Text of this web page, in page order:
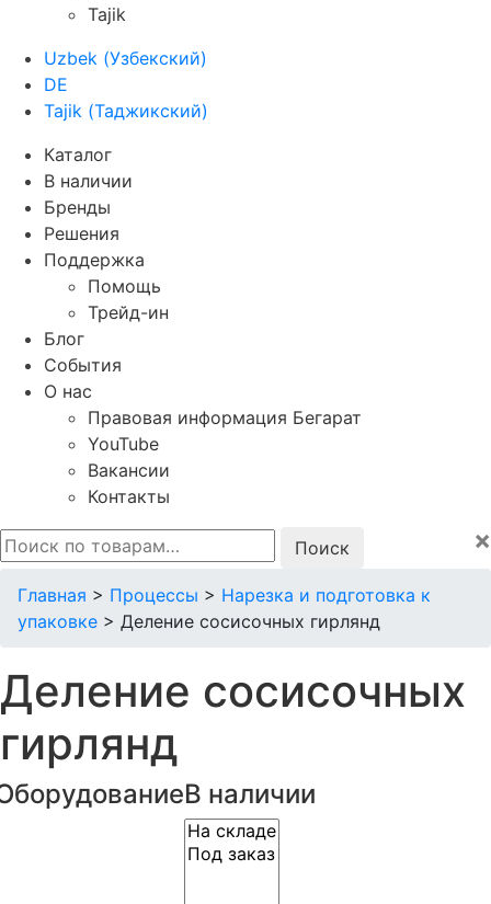
Tajik
Uzbek (Узбекский)
DE
Tajik (Таджикский)
Каталог
В наличии
Бренды
Решения
Поддержка
Помощь
Трейд-ин
Блог
События
О нас
Правовая информация Бегарат
YouTube
Вакансии
Контакты
Искать:
×
Главная > Процессы > Нарезка и подготовка к
упаковке > Деление сосисочных гирлянд
Деление сосисочных
гирлянд
В наличии